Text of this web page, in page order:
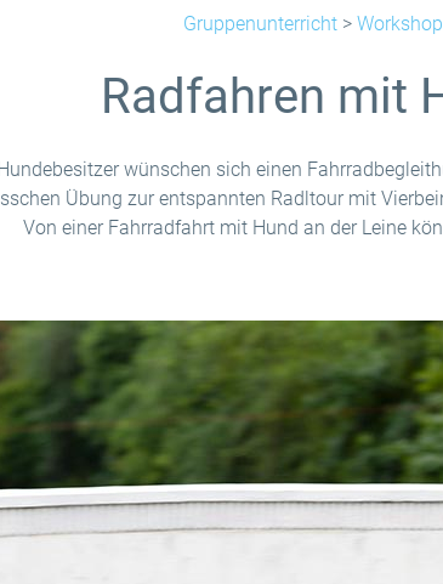
Gruppenunterricht >
Radfahren mit
wünschen sich einen
Übung zur entspannten Radltour mit
Von einer Fahrradfahrt mit Hund an der Leine